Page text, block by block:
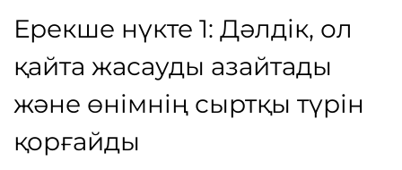
Ерекше нүкте 1: Дәлдік, ол
қайта жасауды азайтады
және өнімнің сыртқы түрін
қорғайды